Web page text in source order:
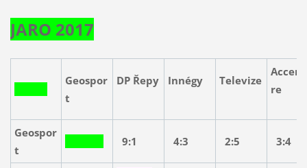
JARO 2017
Geospor
t
DP Řepy Innégy Televize
Geospor
t
9:1 4:3 2:5 3:4